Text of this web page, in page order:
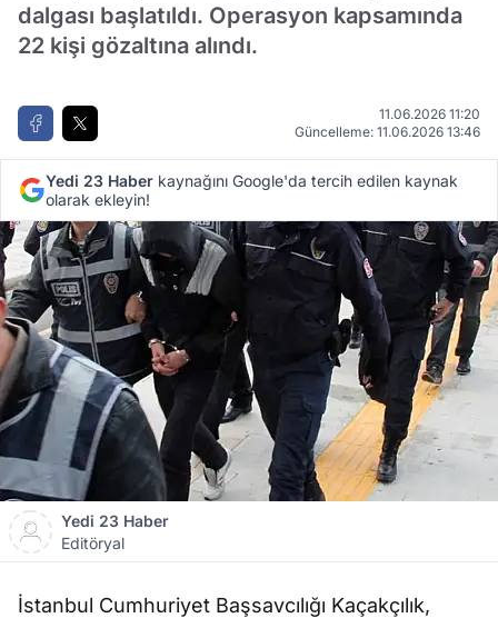
dalgası başlatıldı. Operasyon kapsamında
22 kişi gözaltına alındı.
11.06.2026 11:20
Güncelleme: 11.06.2026 13:46
Yedi 23 Haber kaynağını Google'da tercih edilen kaynak
olarak ekleyin!
Yedi 23 Haber
Editöryal
İstanbul Cumhuriyet Başsavcılığı Kaçakçılık,